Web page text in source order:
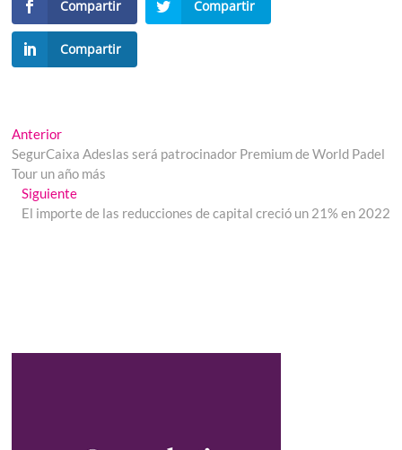
Compartir Compartir
Compartir
Navegación
de
entradas
AnteriorEntrada
anterior:
SegurCaixa Adeslas será patrocinador Premium de World Padel
Tour un año más
SiguienteEntrada
siguiente:
El importe de las reducciones de capital creció un 21% en 2022